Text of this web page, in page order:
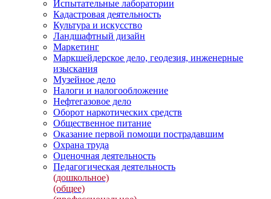
Испытательные лаборатории
Кадастровая деятельность
Культура и искусство
Ландшафтный дизайн
Маркетинг
Маркшейдерское дело, геодезия, инженерные
изыскания
Музейное дело
Налоги и налогообложение
Нефтегазовое дело
Оборот наркотических средств
Общественное питание
Оказание первой помощи пострадавшим
Охрана труда
Оценочная деятельность
Педагогическая деятельность
(дошкольное)
(общее)